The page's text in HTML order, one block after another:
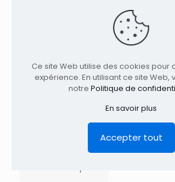
Prothèse discale lombaire :
Ce site Web utilise des cookies pour
expérience. En utilisant ce site Web,
notre Politique de
En savoir plus
Accepter tout